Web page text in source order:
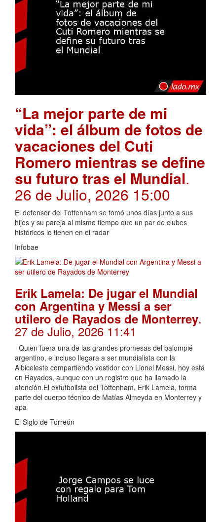
“La mejor parte de mi
vida”: el álbum de fotos de
vacaciones del Cuti
Romero mientras se define
su futuro tras el Mundial.
26 de Julio, 2026 15:00
El defensor del Tottenham se tomó unos días junto a sus
hijos y su pareja al mismo tiempo que un par de clubes
históricos lo tienen en el radar
Infobae
Erik Lamela: De jugar el Mundial
con Argentina y Messi a ser
utilero de Rayados de Monterrey.
27 de Julio, 2026 11:41
Quien fuera una de las grandes promesas del balompié
argentino, e incluso llegara a ser mundialista con la
Albiceleste compartiendo vestidor con Lionel Messi, hoy está
en Rayados, aunque con un registro que ha llamado la
atención.El exfutbolista del Tottenham, Erik Lamela, forma
parte del cuerpo técnico de Matías Almeyda en Monterrey y
apa
El Siglo de Torreón